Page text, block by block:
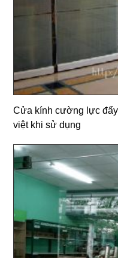
Cửa kính cường lực
việt khi sử dụng